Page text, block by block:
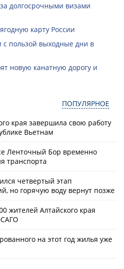
долгосрочными визами
карту России
с пользой выходные дни в
новую канатную дорогу и
ПОПУЛЯРНОЕ
края завершила свою работу
Вьетнам
Ленточный Бор временно
транспорта
четвертый этап
но горячую воду вернут позже
жителей Алтайского края
на этот год жилья уже